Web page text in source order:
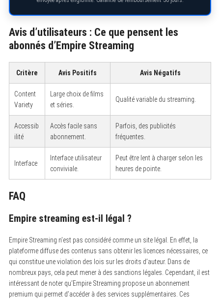
Avis d’utilisateurs : Ce que pensent les
abonnés d’Empire Streaming
Critère Avis Positifs Avis Négatifs
Content
Variety
Large choix de films
et séries.
Qualité variable du streaming.
Accessib
ilité
Accès facile sans
abonnement.
Parfois, des publicités
fréquentes.
Interface
Interface utilisateur
conviviale.
Peut être lent à charger selon les
heures de pointe.
FAQ
Empire streaming est-il légal ?
Empire Streaming n’est pas considéré comme un site légal. En effet, la
plateforme diffuse des contenus sans obtenir les licences nécessaires, ce
qui constitue une violation des lois sur les droits d’auteur. Dans de
nombreux pays, cela peut mener à des sanctions légales. Cependant, il est
intéressant de noter qu’Empire Streaming propose un abonnement
premium qui permet d’accéder à des services supplémentaires. Ces